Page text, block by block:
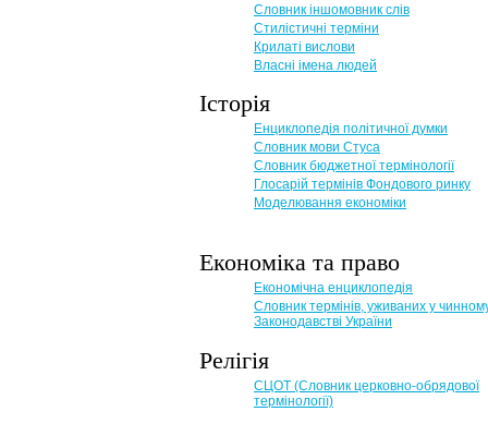
Словник іншомовник слів
Стилістичні терміни
Крилаті вислови
Власні імена людей
Історія
Енциклопедія політичної думки
Словник мови Стуса
Словник бюджетної термінології
Глосарій термінів Фондового ринку
Моделювання економіки
Економіка та право
Eкономічна енциклопедія
Словник термінів, уживаних у
Законодавстві України
Релігія
СЦОТ (Словник церковно-обрядової
термінології)